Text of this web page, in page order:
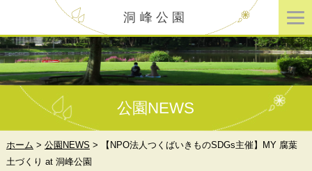
洞峰公園
公園NEWS
ホーム > 公園NEWS >
【NPO法人つくばいきものSDGs主催】MY 腐葉
土づくり at 洞峰公園